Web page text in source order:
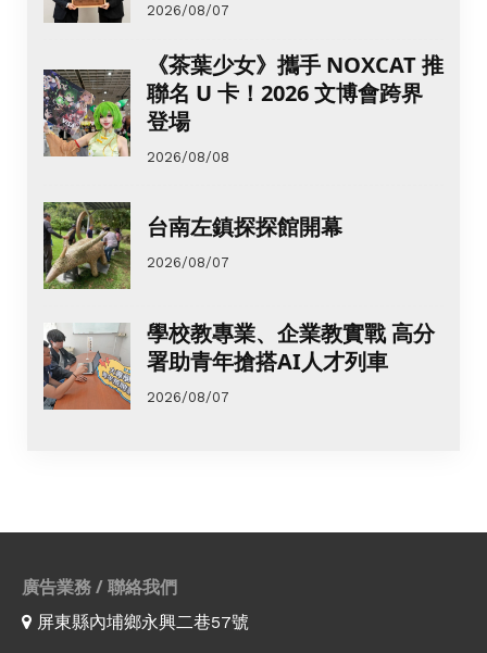
2026/08/07
《茶葉少女》攜手 NOXCAT 推
聯名 U 卡！2026 文博會跨界
登場
2026/08/08
台南左鎮探探館開幕
2026/08/07
學校教專業、企業教實戰 高分
署助青年搶搭AI人才列車
2026/08/07
廣告業務 / 聯絡我們
屏東縣內埔鄉永興二巷57號